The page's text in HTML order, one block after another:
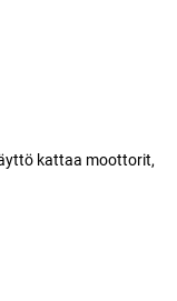
kattaa moottorit,